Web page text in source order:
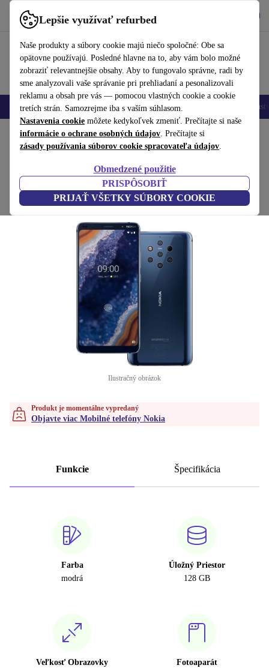
Lepšie využívať refurbed
Naše produkty a súbory cookie majú niečo spoločné: Obe sa
opätovne používajú. Posledné hlavne na to, aby vám bolo možné
zobraziť relevantnejšie obsahy. Aby to fungovalo správne, radi by
sme analyzovali vaše správanie pri prehliadaní a pesonalizovali
reklamu a obsah pre vás — pomocou vlastných cookie a cookie
tretích strán. Samozrejme iba s vaším súhlasom.
Nastavenia cookie môžete kedykoľvek zmeniť. Prečítajte si naše
informácie o ochrane osobných údajov. Prečítajte si
zásady používania súborov cookie spracovateľa údajov.
Obmedzené použitie
PRISPÔSOBIŤ
PRIJAŤ VŠETKY SÚBORY COOKIE
používať refurbed rýchlo a jednoducho
Mobilné telefóny Laptopy Tablety Inteligentné hodinky
Domov Produkty Mobilné telefóny a smartfóny Mobilné telefóny Nokia
Nokia 9 PureView
modrá
(2 recenzie)
Ilustračný obrázok
Produkt je momentálne vypredaný
Objavte viac Mobilné telefóny Nokia
Funkcie Špecifikácia
Farba
modrá
Úložný Priestor
128 GB
Veľkosť Obrazovky
Fotoaparát